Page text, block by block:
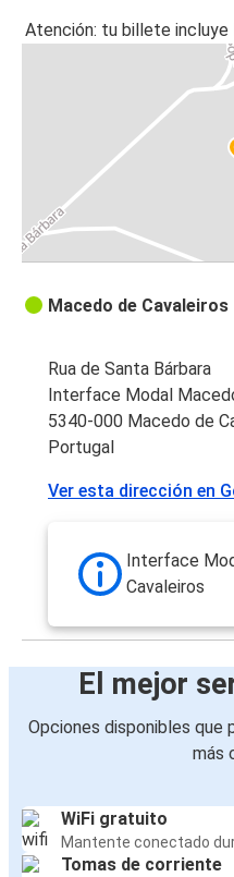
Macedo de
Macedo de
Zamora
Macedo de
Macedo de
Martigny
Macedo de
Macedo de
Martigny
San Sebastián
Metz
Macedo de
Macedo de
Valladolid
Atención: tu billete incluye
Macedo de Cavaleiros
Rua de Santa Bárbara
Interface Modal
5340-000 Macedo de
Portugal
Ver esta dirección en
Interface
Cavaleiros
El mejor
Opciones disponibles que
más
WiFi gratuito
Mantente conectado
Tomas de corriente